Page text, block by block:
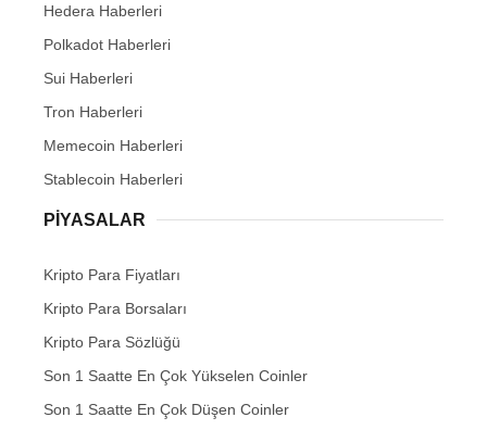
Hedera Haberleri
Polkadot Haberleri
Sui Haberleri
Tron Haberleri
Memecoin Haberleri
Stablecoin Haberleri
PIYASALAR
Kripto Para Fiyatları
Kripto Para Borsaları
Kripto Para Sözlüğü
Son 1 Saatte En Çok Yükselen Coinler
Son 1 Saatte En Çok Düşen Coinler